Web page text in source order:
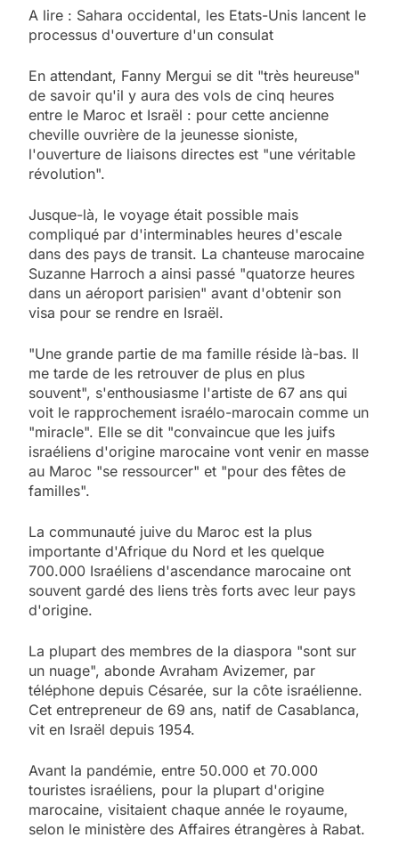
A lire : Sahara occidental, les Etats-Unis lancent le
processus d'ouverture d'un consulat
En attendant, Fanny Mergui se dit "très heureuse"
de savoir qu'il y aura des vols de cinq heures
entre le Maroc et Israël : pour cette ancienne
cheville ouvrière de la jeunesse sioniste,
l'ouverture de liaisons directes est "une véritable
révolution".
Jusque-là, le voyage était possible mais
compliqué par d'interminables heures d'escale
dans des pays de transit. La chanteuse marocaine
Suzanne Harroch a ainsi passé "quatorze heures
dans un aéroport parisien" avant d'obtenir son
visa pour se rendre en Israël.
"Une grande partie de ma famille réside là-bas. Il
me tarde de les retrouver de plus en plus
souvent", s'enthousiasme l'artiste de 67 ans qui
voit le rapprochement israélo-marocain comme un
"miracle". Elle se dit "convaincue que les juifs
israéliens d'origine marocaine vont venir en masse
au Maroc "se ressourcer" et "pour des fêtes de
familles".
La communauté juive du Maroc est la plus
importante d'Afrique du Nord et les quelque
700.000 Israéliens d'ascendance marocaine ont
souvent gardé des liens très forts avec leur pays
d'origine.
La plupart des membres de la diaspora "sont sur
un nuage", abonde Avraham Avizemer, par
téléphone depuis Césarée, sur la côte israélienne.
Cet entrepreneur de 69 ans, natif de Casablanca,
vit en Israël depuis 1954.
Avant la pandémie, entre 50.000 et 70.000
touristes israéliens, pour la plupart d'origine
marocaine, visitaient chaque année le royaume,
selon le ministère des Affaires étrangères à Rabat.